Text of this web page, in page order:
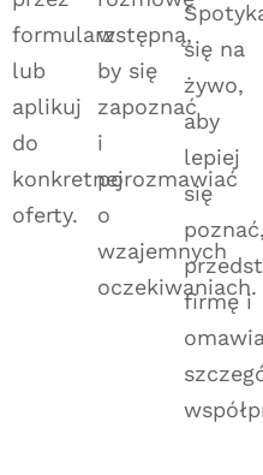
formularz
lub
aplikuj
do
konkretnej
oferty.
wstępną,
by się
zapoznać
i
porozmawiać
o
wzajemnych
oczekiwaniach.
się na
żywo,
aby
lepiej
się
poznać,
firmę i